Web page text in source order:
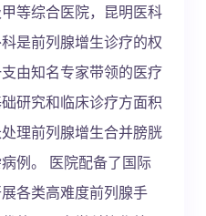
等综合医院，昆明医科
是前列腺增生诊疗的权
由知名专家带领的医疗
研究和临床诊疗方面积
理前列腺增生合并膀胱
例。 医院配备了国际
各类高难度前列腺手